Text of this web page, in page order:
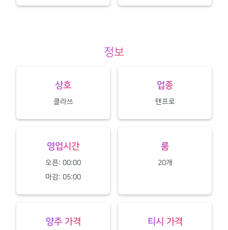
정보
상호
클라쓰
업종
텐프로
영업시간
오픈: 00:00
마감: 05:00
룸
20개
양주 가격 티시 가격